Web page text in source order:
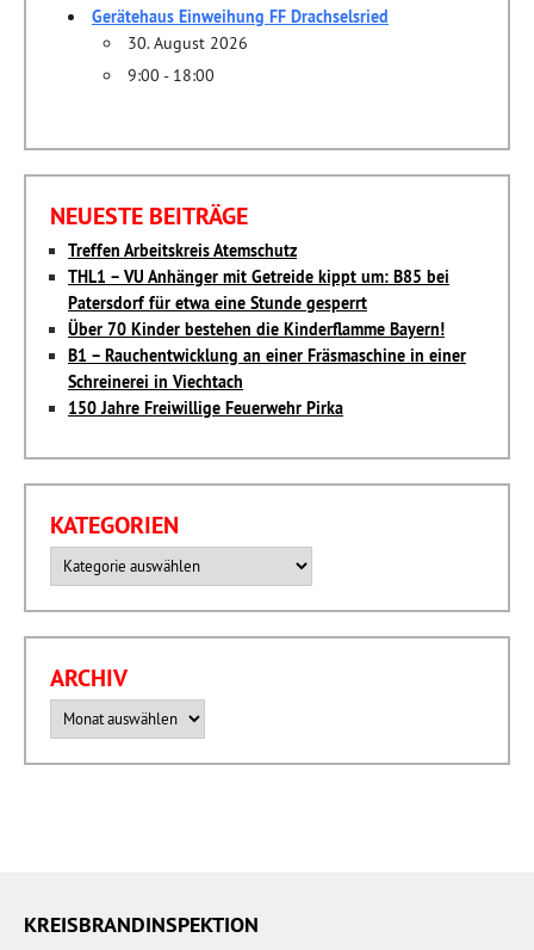
Gerätehaus Einweihung FF Drachselsried
30. August 2026
9:00 - 18:00
NEUESTE BEITRÄGE
Treffen Arbeitskreis Atemschutz
THL1 – VU Anhänger mit Getreide kippt um: B85 bei
Patersdorf für etwa eine Stunde gesperrt
Über 70 Kinder bestehen die Kinderflamme Bayern!
B1 – Rauchentwicklung an einer Fräsmaschine in einer
Schreinerei in Viechtach
150 Jahre Freiwillige Feuerwehr Pirka
KATEGORIEN
ARCHIV
KREISBRANDINSPEKTION